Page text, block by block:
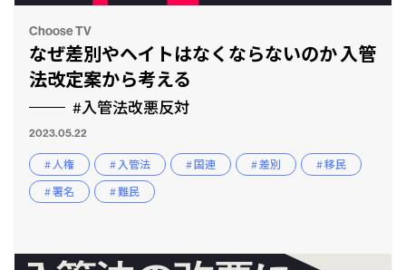
Choose TV
なぜ差別やヘイトはなくならないのか 入管
法改定案から考える
#入管法改悪反対
2023.05.22
# 人権 # 入管法 # 国連 # 差別
# 移民
# 署名
# 難民